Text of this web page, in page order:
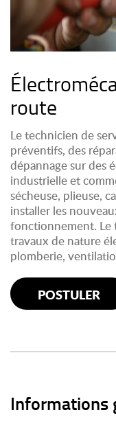
route
Le technicien de
préventifs, des
dépannage sur des
industrielle et
sécheuse, plieuse,
installer les
fonctionnement. Le
travaux de nature
plomberie,
POSTULER
Informations